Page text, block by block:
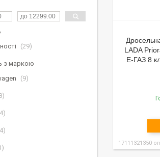
LADA
Е-ГАЗ 8
17111321350-
29
з маркою
9
4
4